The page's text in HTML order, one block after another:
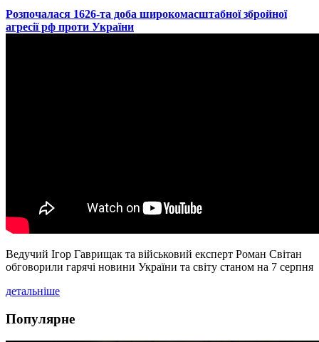
​Розпочалася 1626-та доба широкомасштабної збройної
агресії рф проти України
Ведучий Ігор Гаврищак та військовий експерт Роман Світан
обговорили гарячі новини України та світу станом на 7 серпня
детальніше
Популярне